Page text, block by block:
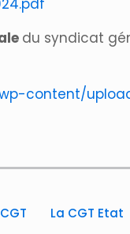
du syndicat
content/
La CGT Etat